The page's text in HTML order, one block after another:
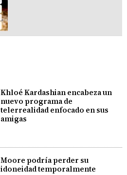
Khloé Kardashian encabeza un
nuevo programa de
telerrealidad enfocado en sus
amigas
Moore podría perder su
idoneidad temporalmente